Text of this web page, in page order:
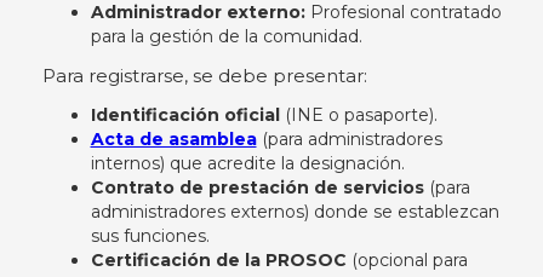
Administrador externo:Profesional contratado
para la gestión de la comunidad.
Para registrarse, se debe presentar:
Identificación oficial(INE o pasaporte).
Acta de asamblea(para administradores
internos) que acredite la designación.
Contrato de prestación de servicios(para
administradores externos) donde se establezcan
sus funciones.
Certificación de la PROSOC (opcional para